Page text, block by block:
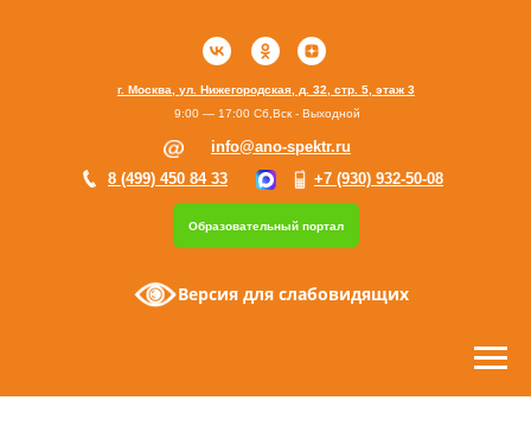
Образовательный портал
г. Москва, ул. Нижегородская, д. 32, стр. 5, этаж 3
+7 (930) 932-50-08
8 (499) 450 84 33
info@ano-spektr.ru
9:00 — 17:00 Сб,Вск - Выходной
Версия для слабовидящих